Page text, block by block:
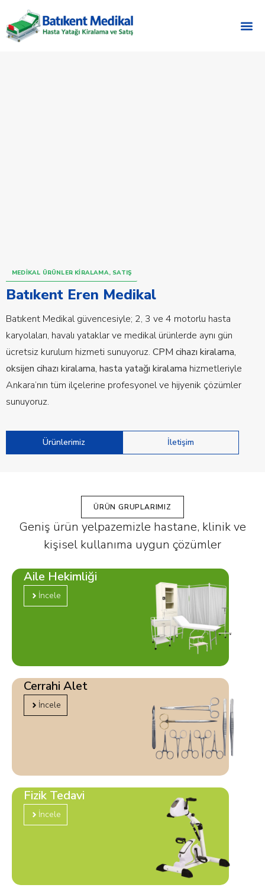
MEDIKAL ÜRÜNLER KIRALAMA, SATIŞ
Batıkent Eren Medikal
Batıkent Medikal güvencesiyle; 2, 3 ve 4 motorlu hasta
karyolaları, havalı yataklar ve medikal ürünlerde aynı gün
ücretsiz kurulum hizmeti sunuyoruz. CPM cihazı kiralama,
oksijen cihazı kiralama, hasta yatağı kiralama hizmetleriyle
Ankara’nın tüm ilçelerine profesyonel ve hijyenik çözümler
sunuyoruz.
Ürünlerimiz İletişim
ÜRÜN GRUPLARIMIZ
Geniş ürün yelpazemizle hastane, klinik ve
kişisel kullanıma uygun çözümler
Aile Hekimliği
İncele
Cerrahi Alet
İncele
Fizik Tedavi
İncele